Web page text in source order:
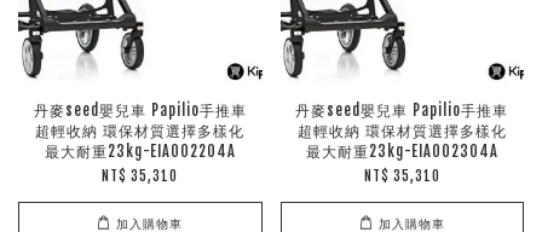
丹麥seed嬰兒車 Papilio手推車
超輕收納 環保材質選擇多樣化
最大耐重23kg-EIA002204A
NT$ 35,310
加入購物車
丹麥seed嬰兒車 Papilio手推車
超輕收納 環保材質選擇多樣化
最大耐重23kg-EIA002304A
NT$ 35,310
加入購物車